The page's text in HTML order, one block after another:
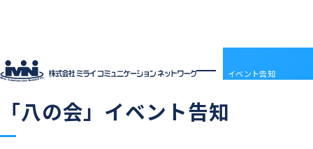
企業情報
企業情報トップ
会社概要
サービス
社員ブログ
HOME 社員ブログ 「八の会」イベント告知
「八の会」イベント告知